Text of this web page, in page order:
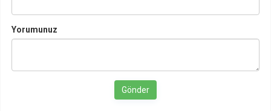
Yorumunuz
Gönder